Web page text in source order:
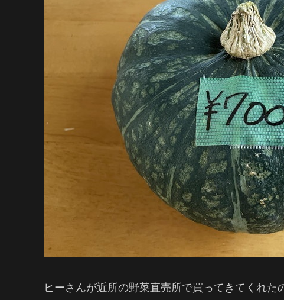
ヒーさんが近所の野菜直売所で買ってきてくれ